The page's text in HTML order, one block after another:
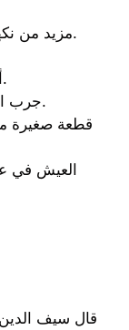
مزيد من نكهات الحلويات الفاخرة، تجدها هنا.
أصنع ذكرياتك، بحلويات من صنعنا.
جرب الحلوى المصنوعة بخليط السعادة.
قطعة صغيرة
العيش في
قال سيف